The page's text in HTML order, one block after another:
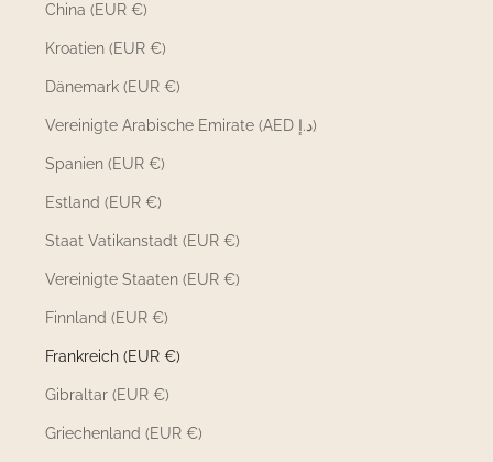
China (EUR €)
Kroatien (EUR €)
Dänemark (EUR €)
Vereinigte Arabische Emirate (AED د.إ)
Spanien (EUR €)
Estland (EUR €)
Staat Vatikanstadt (EUR €)
Vereinigte Staaten (EUR €)
Finnland (EUR €)
Frankreich (EUR €)
Gibraltar (EUR €)
Griechenland (EUR €)